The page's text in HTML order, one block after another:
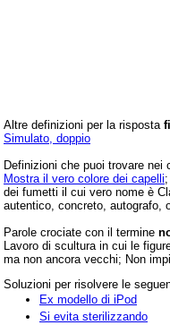
Altre definizioni per la risposta
Simulato, doppio
Definizioni che puoi trovare nei
Mostra il vero colore dei capelli
dei fumetti il cui vero nome è
autentico, concreto, autografo,
Parole crociate con il termine
Lavoro di scultura in cui le
ma non ancora vecchi; Non
Soluzioni per risolvere le
Ex modello di iPod
Si evita sterilizzando